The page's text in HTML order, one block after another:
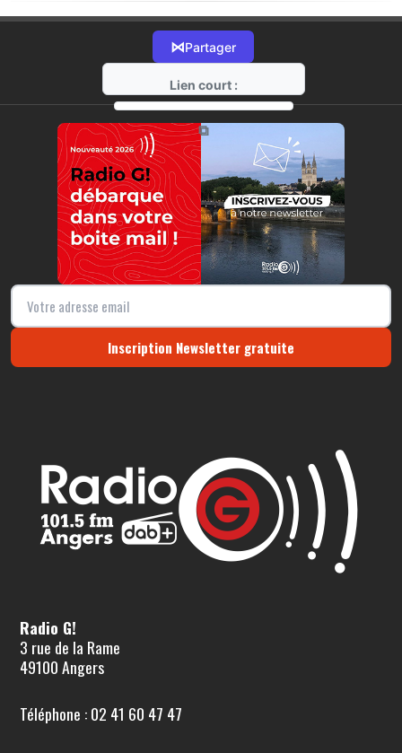
⋈Partager
Lien court :
https://radio-g.fr?15611
⧉
Inscription Newsletter gratuite
Radio G!
3 rue de la Rame
49100 Angers
Téléphone : 02 41 60 47 47